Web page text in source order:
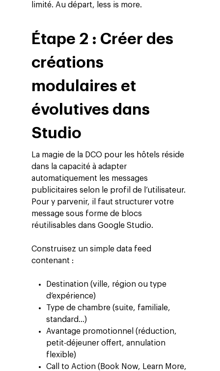
limité. Au départ, less is more.
Étape 2 : Créer des
créations
modulaires et
évolutives dans
Studio
La magie de la DCO pour les hôtels réside
dans la capacité à adapter
automatiquement les messages
publicitaires selon le profil de l’utilisateur.
Pour y parvenir, il faut structurer votre
message sous forme de blocs
réutilisables dans Google Studio.
Construisez un simple data feed
contenant :
Destination (ville, région ou type
d’expérience)
Type de chambre (suite, familiale,
standard…)
Avantage promotionnel (réduction,
petit-déjeuner offert, annulation
flexible)
Call to Action (Book Now, Learn More,